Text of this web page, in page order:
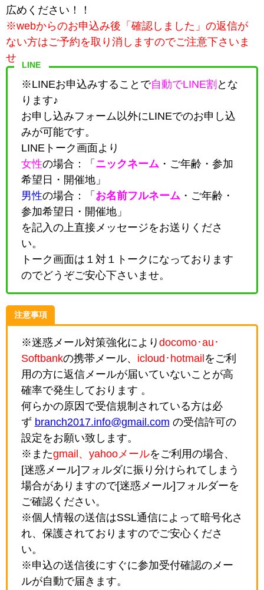
広めください！！
※webからのお申込み後「確認しました」の返信が
ない方はご予約を取り消しますのでご注意下さいま
せ。
LINE
※LINEお申込みすることで自動でLINE割 とな
ります♪
お申し込みフォーム以外にLINEでのお申し込
みが可能です。
LINEトーク画面より
女性の場合：「 ニックネーム ・ ご年齢・参加
希望日・開催地」
男性の場合：「 お名前フルネーム ・ ご年齢・
参加希望日・開催地」
を記入の上直接メッセージをお送りくださ
い。
トーク画面は１対１トークになっております
のでどうぞご安心下さいませ。
注意事項
※迷惑メール対策強化により docomo･au･
Softbankの携帯メール、 icloud･hotmail をご利
用の方に返信メールが届いていないことが高
確率で発生しております 。
何らかの原因で受信規制されている方は必
ず branch2017.info@gmail.com の受信許可の
設定をお願い致します。
※またgmail、yahooメールをご利用の場合、
[迷惑メール]フォルダに振り分けられてしまう
場合がありますので[迷惑メール]フォルダーを
ご確認ください。
※個人情報の送信はSSL通信によって暗号化さ
れ、保護されておりますのでご安心くださ
い。
※申込の送信後にすぐに参加受付確認のメー
ルが自動で届きます。